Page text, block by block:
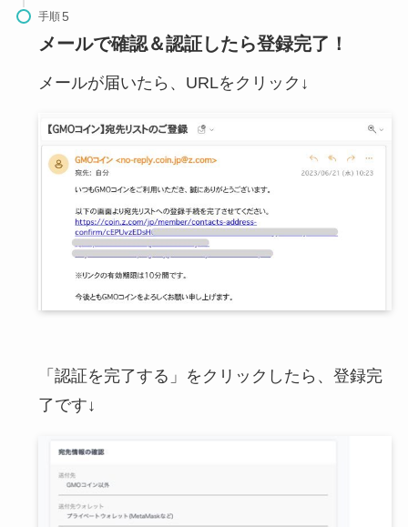
手順
メールで確認＆認証したら登録完了！
メールが届いたら、URLをクリック↓
「認証を完了する」をクリックしたら、登録完
了です↓